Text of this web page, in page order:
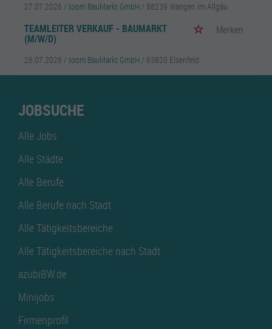
27.07.2026 / toom BauMarkt GmbH / 88239 Wangen im Allgäu
TEAMLEITER VERKAUF - BAUMARKT
(M/W/D)
Merken
26.07.2026 / toom BauMarkt GmbH / 63820 Elsenfeld
JOBSUCHE
Alle Jobs
Alle Städte
Alle Berufe
Alle Berufe nach Stadt
Alle Tätigkeitsbereiche
Alle Tätigkeitsbereiche nach Stadt
azubiBW.de
Minijobs
Firmenprofil